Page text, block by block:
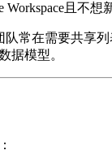
Workspace且不想
队常在需要共享列
据模型。
：